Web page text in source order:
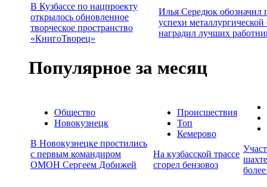
В Кузбассе по нацпроекту
открылось обновленное
творческое пространство
«КнигоТворец»
Илья Середюк обозначил
успехи металлургической
наградил лучших
Популярное за месяц
Общество
Новокузнецк
В Новокузнецке простились
с первым командиром
ОМОН Сергеем Добижей
Происшествия
Топ
Кемерово
На кузбасской трассе
сгорел бензовоз